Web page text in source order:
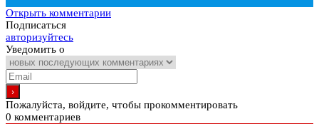
Открыть комментарии
Подписаться
авторизуйтесь
Уведомить о
Пожалуйста, войдите, чтобы прокомментировать
0 комментариев